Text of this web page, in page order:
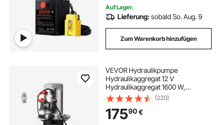
Auf Lager.
Lieferung:sobald So. Aug. 9
Zum Warenkorb hinzufügen
VEVOR Hydraulikpumpe
Hydraulikaggregat 12 V
Hydraulikaggregat 1600 W,
Einfachwirkende Hydraulikpumpe
Hydraulic Power Pack, 7,57 L Tank
Hand Pump Hydraulikaggregat, für
Aufzüge, Gabelstapler usw.
(220)
17590€